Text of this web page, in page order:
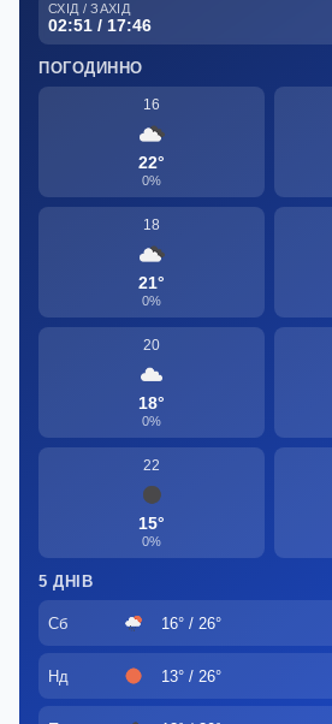
СХІД / ЗАХІД
02:51 / 17:46
ПОГОДИННО
16
22°
0%
18
21°
0%
20
18°
0%
22
15°
0%
5 ДНІВ
Сб 16° / 26°
Нд 13° / 26°